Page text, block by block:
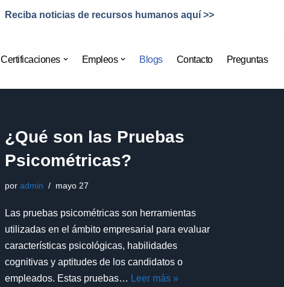
Reciba noticias de recursos humanos aquí >>
Certificaciones Empleos Blogs Contacto Preguntas
¿Qué son las Pruebas
Psicométricas?
poradmin mayo 27
Las pruebas psicométricas son herramientas
utilizadas en el ámbito empresarial para evaluar
características psicológicas, habilidades
cognitivas y aptitudes de los candidatos o
empleados. Estas pruebas… Leer más »